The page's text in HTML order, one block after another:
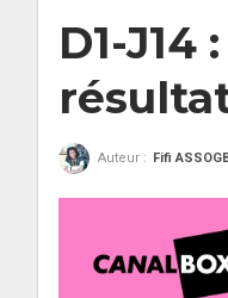
D1-
Auteur : Fifi